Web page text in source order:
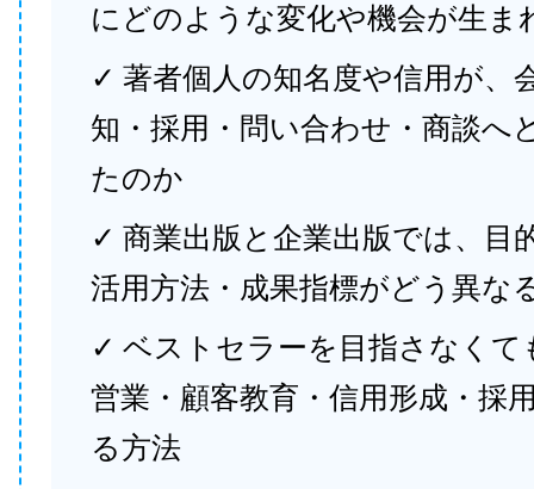
にどのような変化や機会が生ま
✓ 著者個人の知名度や信用が、
知・採用・問い合わせ・商談へ
たのか
✓ 商業出版と企業出版では、目
活用方法・成果指標がどう異な
✓ ベストセラーを目指さなくて
営業・顧客教育・信用形成・採
る方法